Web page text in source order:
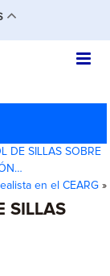
DE SILLAS SOBRE
en el CEARG»
SILLAS